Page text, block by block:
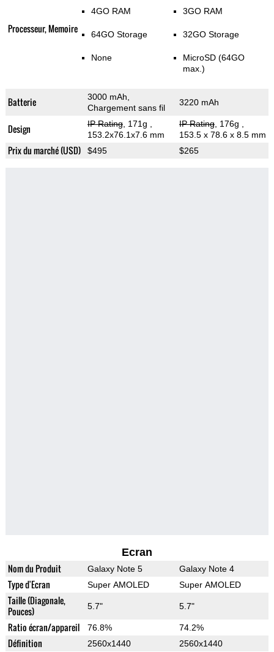
Processeur, Memoire
4GO RAM
64GO Storage
None
3GO RAM
32GO Storage
MicroSD (64GO
max.)
Batterie
3000 mAh,
Chargement sans fil
3220 mAh
Design IP Rating, 171g
153.2x76.1x7.6 mm
IP Rating, 176g
153.5 x 78.6 x 8.5 mm
Prix du marché (USD) $495 $265
Ecran
Nom du Produit Galaxy Note 5 Galaxy Note 4
Type d'Ecran Super AMOLED Super AMOLED
Taille (Diagonale,
Pouces)
5.7" 5.7"
Ratio écran/appareil 76.8% 74.2%
Définition 2560x1440 2560x1440